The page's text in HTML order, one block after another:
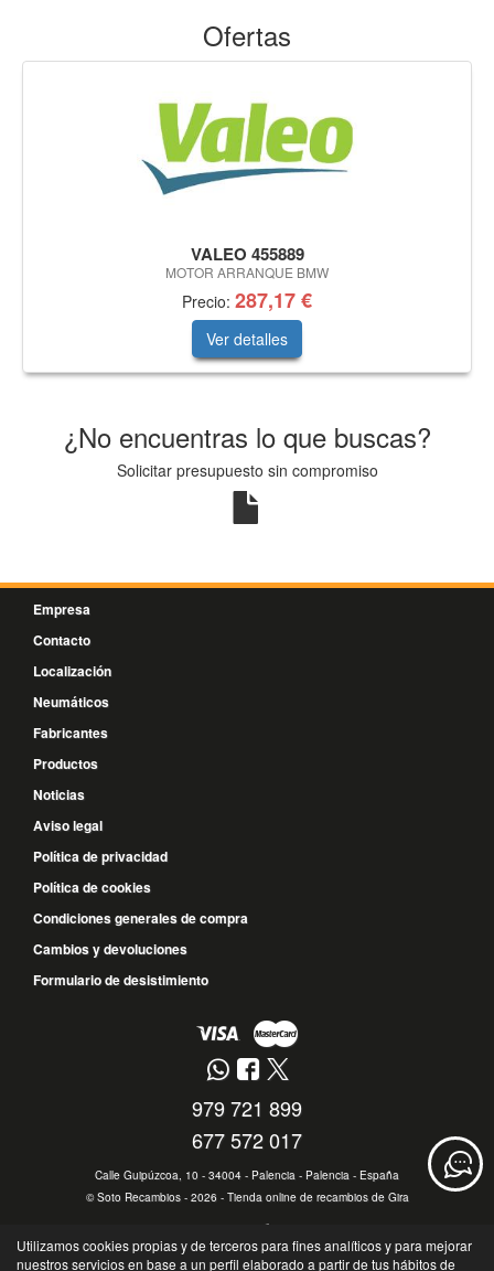
Ofertas
VALEO 455889
MOTOR ARRANQUE BMW
Precio: 287,17 €
Ver detalles
¿No encuentras lo que buscas?
Solicitar presupuesto sin compromiso
Empresa
Contacto
Localización
Neumáticos
Fabricantes
Productos
Noticias
Aviso legal
Política de privacidad
Política de cookies
Condiciones generales de compra
Cambios y devoluciones
Formulario de desistimiento
979 721 899
677 572 017
Calle Guipúzcoa, 10 - 34004 - Palencia - Palencia - España
©Soto Recambios- 2026 - Tienda online de recambios de Gira
Utilizamos cookies propias y de terceros para fines analíticos y para mejorar
nuestros servicios en base a un perfil elaborado a partir de tus hábitos de